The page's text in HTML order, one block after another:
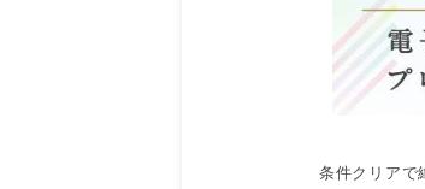
条件クリアで